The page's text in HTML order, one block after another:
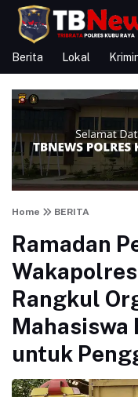
Berita Lokal
Home BERITA
Ramadan
Rangkul
Mahasiswa
untuk